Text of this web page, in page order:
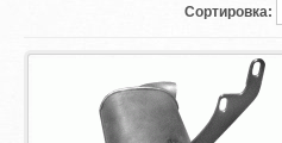
Сортировка: